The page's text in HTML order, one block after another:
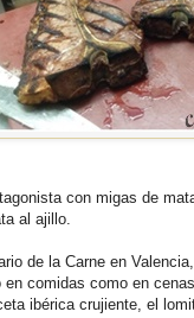
con migas de
al ajillo.
de la Carne en
comidas como en
ibérica crujiente, el